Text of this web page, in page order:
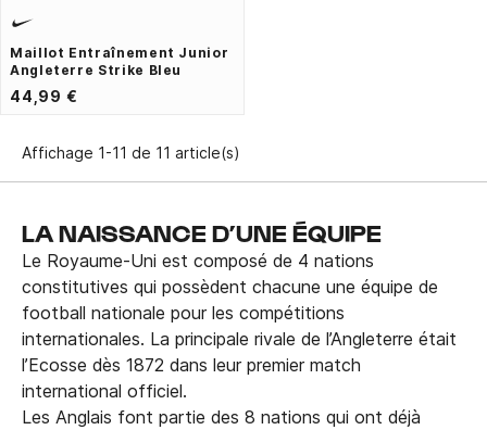
Maillot Entraînement Junior
Angleterre Strike Bleu
44,99 €
Affichage 1-11 de 11 article(s)
LA NAISSANCE D’UNE ÉQUIPE
Le Royaume-Uni est composé de 4 nations
constitutives qui possèdent chacune une équipe de
football nationale pour les compétitions
internationales. La principale rivale de l’Angleterre était
l’Ecosse dès 1872 dans leur premier match
international officiel.
Les Anglais font partie des 8 nations qui ont déjà